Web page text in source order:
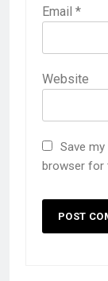
Email *
Website
Save
browser for